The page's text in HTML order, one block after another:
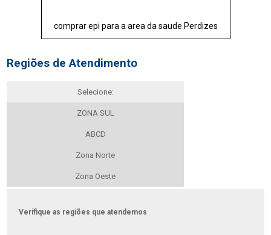
comprar epi para a area da saude Perdizes
Regiões de Atendimento
Selecione:
ZONA SUL
ABCD
Zona Norte
Zona Oeste
Verifique as regiões que atendemos